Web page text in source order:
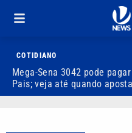
COTIDIANO
Mega-Sena 3042 pode
Pais; veja até quando